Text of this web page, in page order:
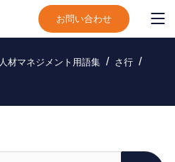
お問い合わせ
人材マネジメント用語集
さ行